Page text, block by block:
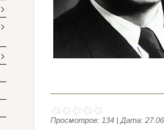
Просмотров: 134 | Дата: